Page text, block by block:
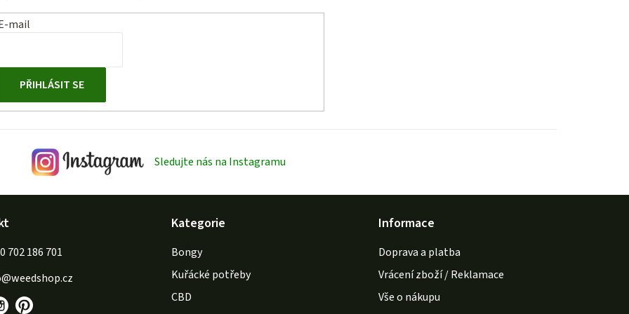
mail
PŘIHLÁSIT SE
Sledujte nás na Instagramu
@weedshop.cz
702 186 701
Kategorie
Bongy
Kuřácké potřeby
CBD
Informace
Doprava a platba
Vrácení zboží / Reklamace
Vše o nákupu